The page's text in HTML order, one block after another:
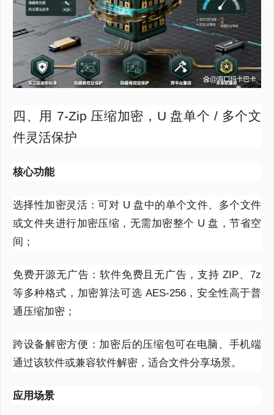
四、用 7-Zip 压缩加密，U 盘单个 / 多个文
件灵活保护
核心功能
选择性加密灵活：可对 U 盘中的单个文件、多个文件
或文件夹进行加密压缩，无需加密整个 U 盘，节省空
间；
免费开源无广告：软件免费且无广告，支持 ZIP、7z
等多种格式，加密算法可选 AES-256，安全性高于普
通压缩加密；
跨设备解密方便：加密后的压缩包可在电脑、手机端
通过该软件或兼容软件解密，适合文件分享场景。
应用场景